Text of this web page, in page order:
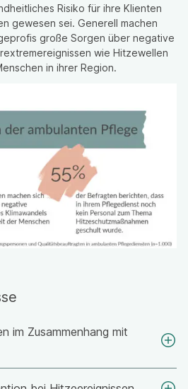
Risiko für ihre Klienten
gewesen sei. Generell machen
große Sorgen über negative
wie Hitzewellen
in ihrer Region.
im Zusammenhang mit